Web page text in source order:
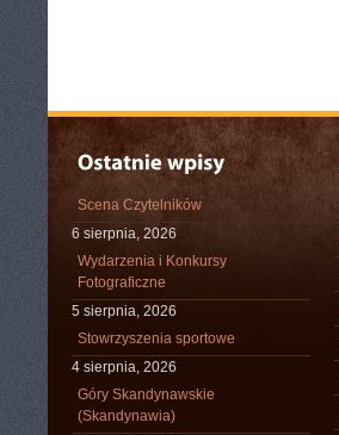
Scena Czytelników
6 sierpnia, 2026
Wydarzenia i Konkursy
Fotograficzne
5 sierpnia, 2026
Stowrzyszenia sportowe
4 sierpnia, 2026
Góry Skandynawskie
(Skandynawia)